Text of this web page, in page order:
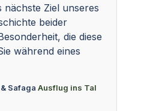
nächste Ziel unseres
beider
die diese
während eines
Safaga Ausflug ins Tal